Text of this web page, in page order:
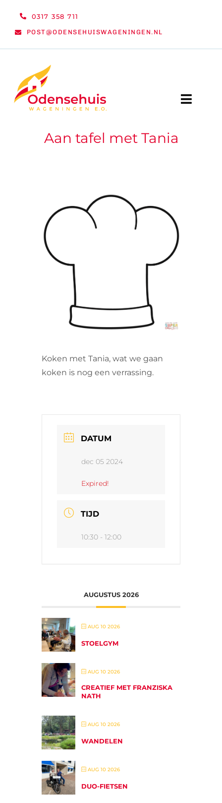
0317 358 711
POST@ODENSEHUISWAGENINGEN.NL
Toggle
ORGANISATIE
VRIJWILLIGERS & STAGIAIRES
Aan tafel met Tania
Koken met Tania, wat we gaan
koken is nog een verrassing.
DATUM
dec 05 2024
Expired!
TIJD
10:30 - 12:00
AUGUSTUS 2026
AUG 10 2026
STOELGYM
AUG 10 2026
CREATIEF MET FRANZISKA
NATH
AUG 10 2026
WANDELEN
AUG 10 2026
DUO-FIETSEN